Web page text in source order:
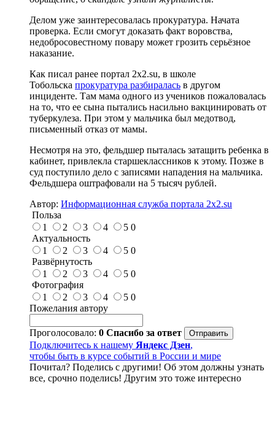
Делом уже заинтересовалась прокуратура. Начата
проверка. Если смогут доказать факт воровства,
недобросовестному повару может грозить серьёзное
наказание.
Как писал ранее портал 2х2.su, в школе
Тобольска прокуратура разбиралась в другом
инциденте. Там мама одного из учеников пожаловалась
на то, что ее сына пытались насильно вакцинировать от
туберкулеза. При этом у мальчика был медотвод,
письменный отказ от мамы.
Несмотря на это, фельдшер пыталась затащить ребенка в
кабинет, привлекла старшеклассников к этому. Позже в
суд поступило дело с записями нападения на мальчика.
Фельдшера оштрафовали на 5 тысяч рублей.
Автор: Информационная служба портала 2x2.su
Польза
1
2 3 4 5 0
Актуальность
1
2 3 4 5 0
Развёрнутость
1
2 3 4 5 0
Фотография
1
2 3 4 5 0
Пожелания автору
Проголосовало: 0 Спасибо за ответ
Подключитесь к нашему Яндекс Дзен,
чтобы быть в курсе событий в России и мире
Почитал? Поделись с другими! Об этом должны узнать
все, срочно поделись! Другим это тоже интересно